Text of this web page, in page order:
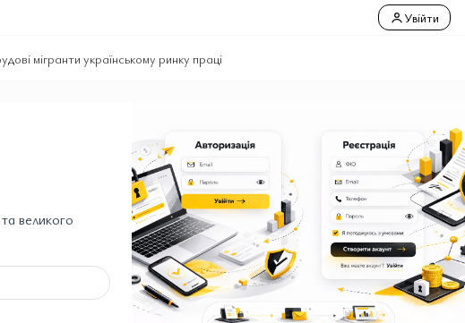
Увійти
мігранти українському ринку праці
великого